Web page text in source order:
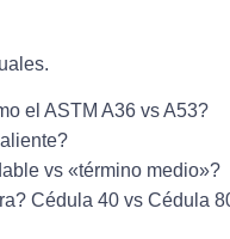
el ASTM A36 vs A53?
vs «término medio»?
Cédula 40 vs Cédula